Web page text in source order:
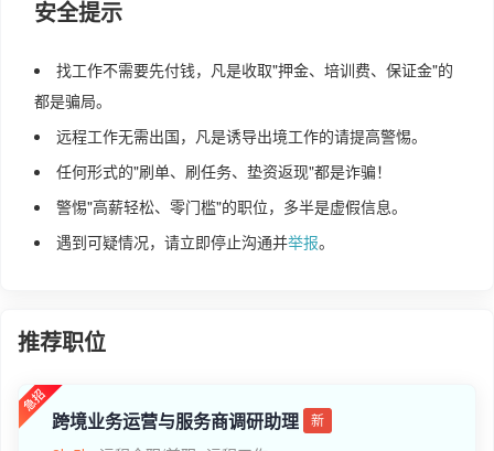
安全提示
找工作不需要先付钱，凡是收取"押金、培训费、保证金"的
都是骗局。
远程工作无需出国，凡是诱导出境工作的请提高警惕。
任何形式的"刷单、刷任务、垫资返现"都是诈骗！
警惕"高薪轻松、零门槛"的职位，多半是虚假信息。
遇到可疑情况，请立即停止沟通并举报。
推荐职位
跨境业务运营与服务商调研助理 新